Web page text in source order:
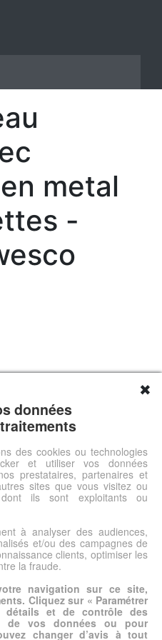
metal
-
de vos activités!Stables,
tables ont été spécialement
matériaux, traitements et
leur grande tenue aux
selon vos besoins : la matière,
coloris et la hauteur de pieds.
-Mentions légales
✖
données
des cookies ou technologies
et utiliser vos données
prestataires, partenaires et
sites que vous visitez ou
ils sont exploitants ou
à analyser des audiences,
et/ou des campagnes de
clients, optimiser les
la fraude.
navigation sur ce site,
Cliquez sur « Paramétrer
et de contrôle des
de vos données ou pour
changer d’avis à tout